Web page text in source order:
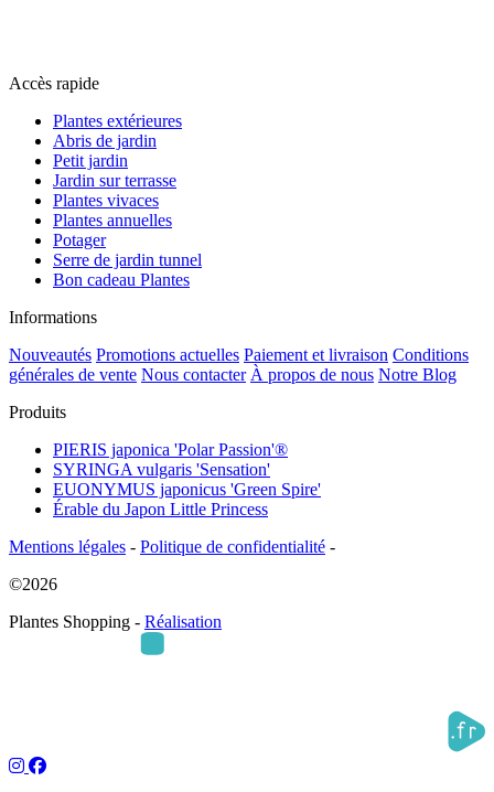
Accès rapide
Plantes extérieures
Abris de jardin
Petit jardin
Jardin sur terrasse
Plantes vivaces
Plantes annuelles
Potager
Serre de jardin tunnel
Bon cadeau Plantes
Informations
Nouveautés Promotions actuelles Paiement et livraison Conditions
générales de vente Nous contacter À propos de nous Notre Blog
Produits
PIERIS japonica 'Polar Passion'®
SYRINGA vulgaris 'Sensation'
EUONYMUS japonicus 'Green Spire'
Érable du Japon Little Princess
Mentions légales - Politique de confidentialité -
©2026
Plantes Shopping - Réalisation